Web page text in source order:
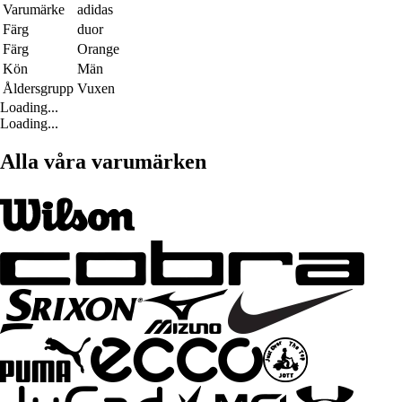
Varumärke
adidas
Färg
duor
Färg
Orange
Kön
Män
Åldersgrupp Vuxen
Loading...
Loading...
Alla våra varumärken